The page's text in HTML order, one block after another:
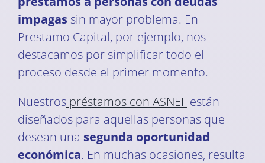
impagassin mayor problema. En
Prestamo Capital, por ejemplo, nos
destacamos por simplificar todo el
proceso desde el primer momento.
Nuestros préstamos con ASNEFestán
diseñados para aquellas personas que
desean una segunda oportunidad
económica. En muchas ocasiones, resulta